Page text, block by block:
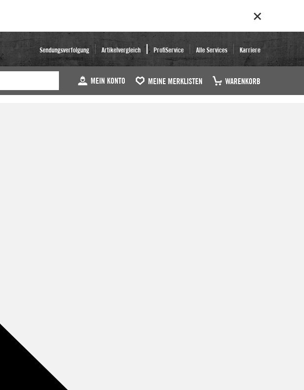
Sendungsverfolgung Artikelvergleich ProfiService Alle Services Karriere
MEIN KONTO MEINE MERKLISTEN WARENKORB